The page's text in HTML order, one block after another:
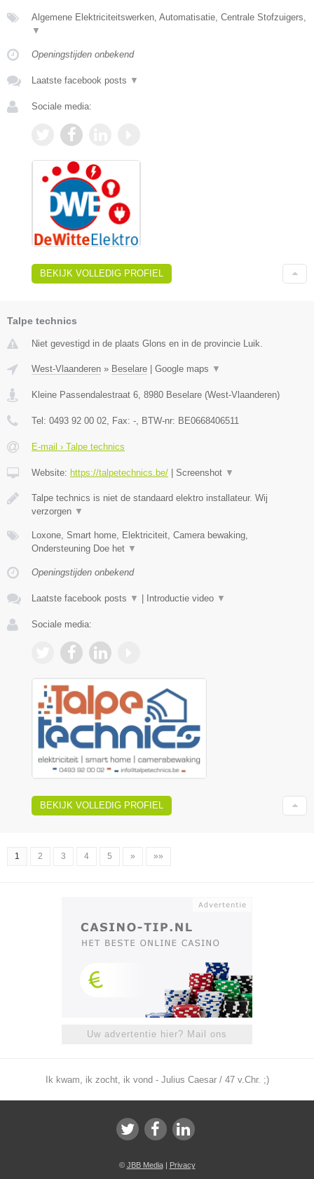
Algemene Elektriciteitswerken, Automatisatie, Centrale Stofzuigers,
▼
Openingstijden onbekend
Laatste facebook posts ▼
Sociale media:
BEKIJK VOLLEDIG PROFIEL
Talpe technics
Niet gevestigd in de plaats Glons en in de provincie Luik.
West-Vlaanderen » Beselare | Google maps ▼
Kleine Passendalestraat 6 8980 Beselare (West-Vlaanderen)
Tel: 0493 92 00 02 , Fax: - , BTW-nr: BE0668406511
E-mail › Talpe technics
Website: https://talpetechnics.be/ | Screenshot ▼
Talpe technics is niet de standaard elektro installateur. Wij
verzorgen ▼
Loxone, Smart home, Elektriciteit, Camera bewaking,
Ondersteuning Doe het ▼
Openingstijden onbekend
Laatste facebook posts ▼ | Introductie video ▼
Sociale media:
BEKIJK VOLLEDIG PROFIEL
1 2 3 4 5 » »»
Uw advertentie hier? Mail ons
Ik kwam, ik zocht, ik vond - Julius Caesar / 47 v.Chr. ;)
© JBB Media| Privacy